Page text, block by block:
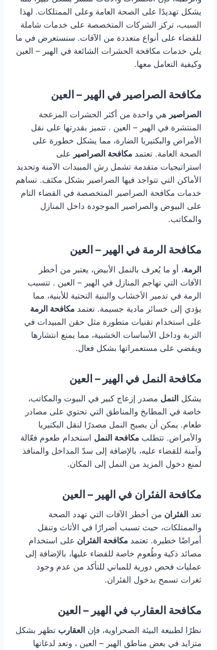
يشكل تهديدًا على الصحة العامة وعلى الممتلكات. لهذا
السبب، تركز الشركات المتخصصة على خدمات شاملة
للقضاء على أنواع متعددة من الآفات. سنستعرض في ما
يلي خدمات مكافحة الحشرات الشائعة في الهير – العين
وكيفية التعامل معها.
مكافحة الصراصير في الهير – العين
الصراصير هي واحدة من أكثر الحشرات المزعجة
المنتشرة في الهير – العين . تتميز بقدرتها على نقل
الأمراض والبكتيريا الضارة، مما يشكل خطورة على
الصحة العامة. تعتمد مكافحة الصراصير على
استراتيجيات متقدمة تشمل رش المبيدات الآمنة وتحديد
الأماكن التي تتواجد فيها الصراصير بشكل مكثف. تساهم
خدمات مكافحة الصراصير المتخصصة في القضاء التام
على البيوض والصراصير الموجودة داخل المنازل
والمكاتب.
مكافحة الرمة في الهير – العين
الرمة، أو ما يُعرف بالنمل الأبيض، يعتبر من أخطر
الآفات التي تهاجم المنازل في الهير – العين . تتسبب
الرمة في تدمير الأخشاب والبنية التحتية للأبنية، مما
يؤدي إلى خسائر مادية جسيمة. تعتمد مكافحة الرمة
على استخدام تقنيات متطورة مثل حقن المبيدات في
التربة وداخل الأساسات الخشبية، مما يمنع انتشارها
ويقضي على مستعمراتها بشكل فعال.
مكافحة النمل في الهير – العين
يشكل النمل مصدر إزعاج كبير في البيوت والمكاتب،
خاصة في المطابخ والمناطق التي تحتوي على مصادر
طعام. يمكن أن يصبح النمل مصدرًا لنقل البكتيريا
والأمراض. تتطلب مكافحة النمل استخدام طعوم فعّالة
وآمنة للقضاء عليه، بالإضافة إلى سدّ المداخل والمنافذ
لمنع دخول المزيد من النمل إلى المكان.
مكافحة الفئران في الهير – العين
تعد الفئران من أخطر الآفات التي تهدد الصحة
والممتلكات، حيث تسبب أضرارًا في الأثاث وتنقل
أمراضًا خطيرة. تعتمد مكافحة الفئران على استخدام
مصائد ذكية وطُعوم خاصة للقضاء عليها، بالإضافة إلى
عمليات فحص دورية للمباني للتأكد من عدم وجود
ثغرات تسمح بدخول الفئران.
مكافحة العقارب في الهير – العين
نظرًا لطبيعة البيئة الصحراوية، فإن العقارب تظهر بشكل
متزايد في بعض مناطق الهير – العين ، وتعد لدغاتها